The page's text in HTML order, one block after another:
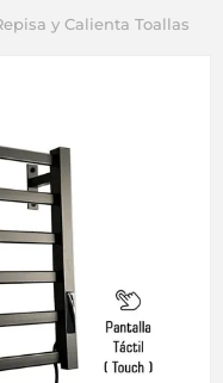
y Calienta Toallas